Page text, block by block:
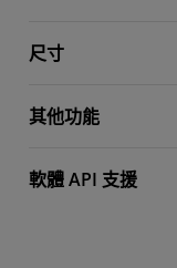
尺寸
其他功能
軟體 API 支援